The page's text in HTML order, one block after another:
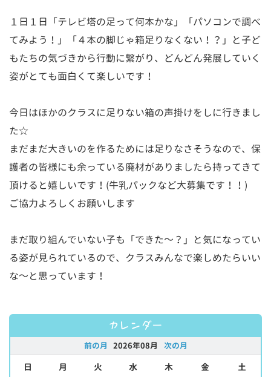
１日１日「テレビ塔の足って何本かな」「パソコンで調べ
てみよう！」「４本の脚じゃ箱足りなくない！？」と子ど
もたちの気づきから行動に繋がり、どんどん発展していく
姿がとても面白くて楽しいです！
今日はほかのクラスに足りない箱の声掛けをしに行きまし
た☆
まだまだ大きいのを作るためには足りなさそうなので、保
護者の皆様にも余っている廃材がありましたら持ってきて
頂けると嬉しいです！(牛乳パックなど大募集です！！)
ご協力よろしくお願いします
まだ取り組んでいない子も「できた～？」と気になってい
る姿が見られているので、クラスみんなで楽しめたらいい
な～と思っています！
カレンダー
前の月 2026年08月 次の月
日 月 火 水 木 金 土